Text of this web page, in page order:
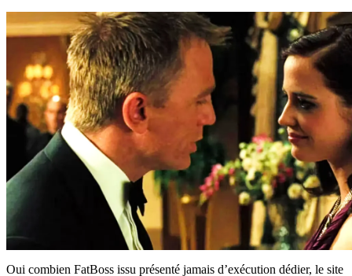
Oui combien FatBoss issu présenté jamais d’exécution dédier, le site